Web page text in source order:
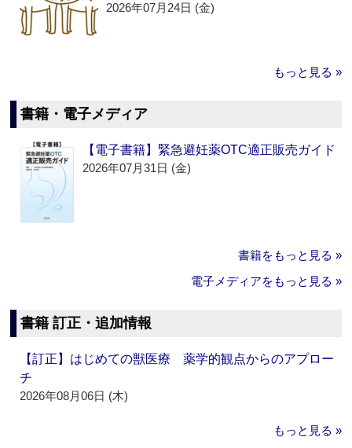
2026年07月24日 (金)
もっと見る »
書籍・電子メディア
【電子書籍】緊急避妊薬OTC適正販売ガイド
2026年07月31日 (金)
書籍をもっと見る »
電子メディアをもっと見る »
書籍 訂正・追加情報
【訂正】はじめての獣医療 薬学的観点からのアプロー
チ
2026年08月06日 (木)
もっと見る »